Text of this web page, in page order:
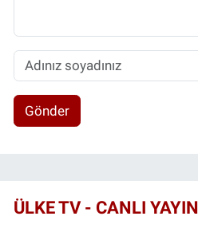
Gönder
ÜLKE TV - CANLI YAYIN